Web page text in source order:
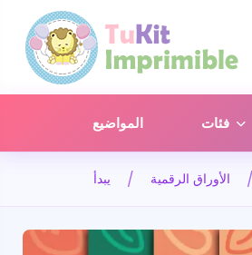
المواضيع فئات
يبدأ الأوراق الرقمية